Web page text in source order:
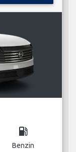
local_gas_station
Benzin